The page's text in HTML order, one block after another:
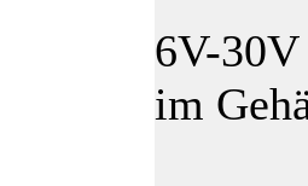
6V-
im